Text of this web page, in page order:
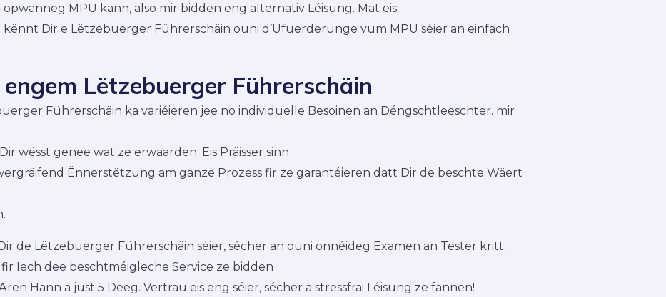
opwänneg MPU kann, also mir bidden eng alternativ Léisung. Mat eis
Dir e Lëtzebuerger Führerschäin ouni d’Ufuerderunge vum MPU séier an einfach
engem Lëtzebuerger Führerschäin
Führerschäin ka variéieren jee no individuelle Besoinen an Déngschtleeschter. mir
wësst genee wat ze erwaarden. Eis Präisser sinn
Ënnerstëtzung am ganze Prozess fir ze garantéieren datt Dir de beschte Wäert
de Lëtzebuerger Führerschäin séier, sécher an ouni onnéideg Examen an Tester kritt.
Iech dee beschtméigleche Service ze bidden
Hänn a just 5 Deeg. Vertrau eis eng séier, sécher a stressfräi Léisung ze fannen!